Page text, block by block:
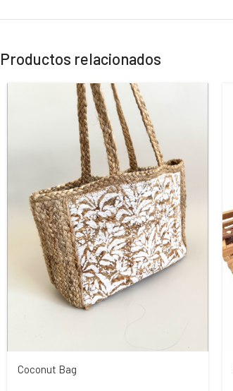
Productos relacionados
Coconut Bag